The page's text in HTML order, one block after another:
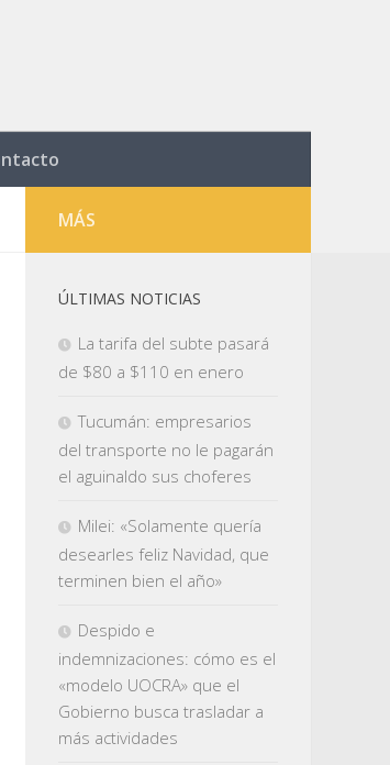
MÁS
ÚLTIMAS NOTICIAS
La tarifa del subte pasará
de $80 a $110 en enero
Tucumán: empresarios
del transporte no le pagarán
el aguinaldo sus choferes
Milei: «Solamente quería
desearles feliz Navidad, que
terminen bien el año»
Despido e
indemnizaciones: cómo es el
«modelo UOCRA» que el
Gobierno busca trasladar a
más actividades